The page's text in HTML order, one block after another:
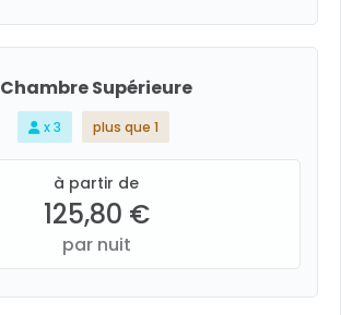
Chambre Supérieure
x 3 plus que 1
à partir de
125,80 €
par nuit